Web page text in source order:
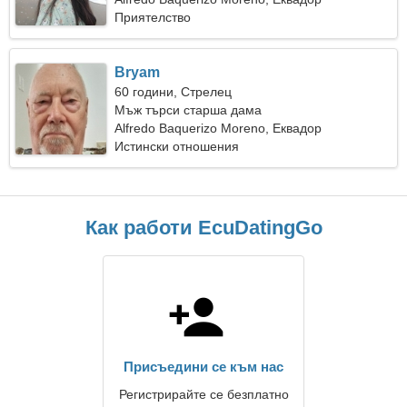
Приятелство
Bryam
60 години, Стрелец
Мъж търси старша дама
Alfredo Baquerizo Moreno, Еквадор
Истински отношения
Как работи EcuDatingGo
Присъедини се към нас
Регистрирайте се безплатно